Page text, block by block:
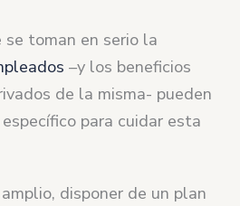
se toman en serio la
–y los beneficios
de la misma- pueden
para cuidar esta
disponer de un plan